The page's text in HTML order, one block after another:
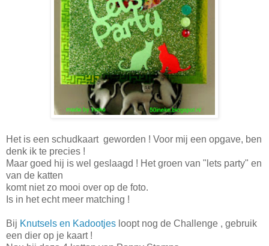
Het is een schudkaart geworden ! Voor mij een opgave, ben
denk ik te precies !
Maar goed hij is wel geslaagd ! Het groen van "lets party" en
van de katten
komt niet zo mooi over op de foto.
Is in het echt meer matching !
Bij Knutsels en Kadootjes loopt nog de Challenge , gebruik
een dier op je kaart !